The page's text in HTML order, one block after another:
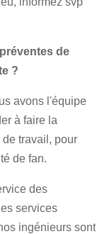
de
liquide,
capteur de
démarreur
d'instrument de
aérien etc.
de
?
avons l'équipe
à faire la
travail, pour
de fan.
des
services
ingénieurs sont